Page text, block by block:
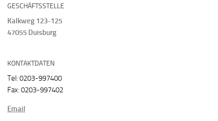
GESCHÄFTSSTELLE
Kalkweg 123-125
47055 Duisburg
KONTAKTDATEN
Tel: 0203-997400
Fax: 0203-997402
Email